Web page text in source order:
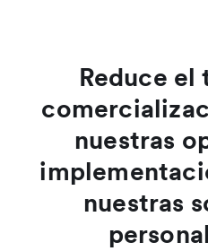
Reduce el
nuestras
nuestras